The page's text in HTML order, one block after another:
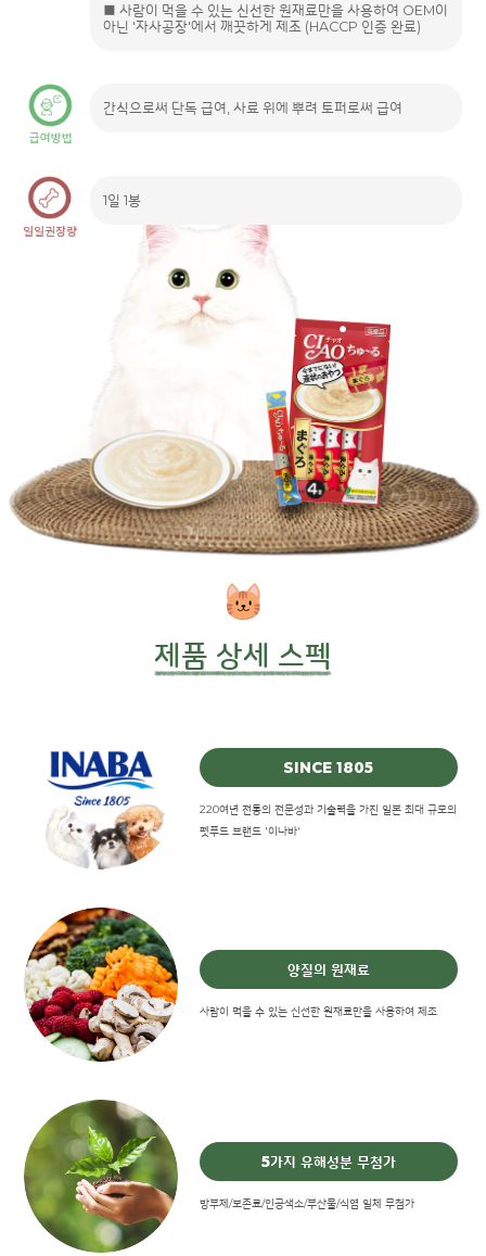
■ 사람이 먹을 수 있는 신선한 원재료만을 사용하여 OEM이
아닌 '자사공장'에서 깨끗하게 제조 (HACCP 인증 완료)
간식으로써 단독 급여, 사료 위에 뿌려 토퍼로써 급여
1일 1봉
제품 상세 스펙
SINCE 1805
220여년 전통의 전문성과 기술력을 가진 일본 최대 규모의
펫푸드 브랜드 '이나바'
양질의 원재료
사람이 먹을 수 있는 신선한 원재료만을 사용하여 제조
5가지 유해성분 무첨가
방부제/보존료/인공색소/부산물/식염 일체 무첨가